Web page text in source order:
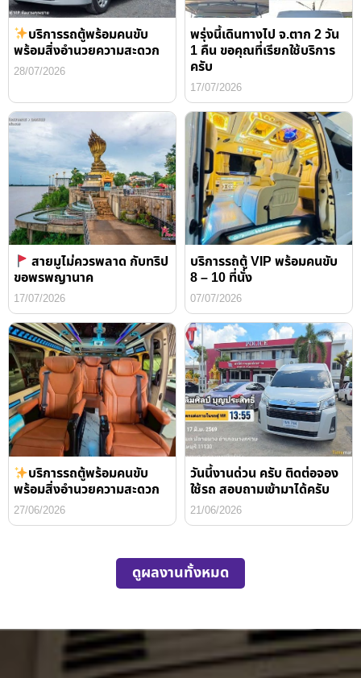
บริการรถตู้พร้อมคนขับ
พร้อมสิ่งอำนวยความสะดวก
28/07/2026
พรุ่งนี้เดินทางไป จ.ตาก 2 วัน
1 คืน ขอคุณที่เรียกใช้บริการ
ครับ
17/07/2026
สายมูไม่ควรพลาด กับทริป
ขอพรพญานาค
17/07/2026
บริการรถตู้ VIP พร้อมคนขับ
8 – 10 ที่นั่ง
07/07/2026
บริการรถตู้พร้อมคนขับ
พร้อมสิ่งอำนวยความสะดวก
27/06/2026
วันนี้งานด่วน ครับ ติดต่อจอง
ใช้รถ สอบถามเข้ามาได้ครับ
21/06/2026
ดูผลงานทั้งหมด